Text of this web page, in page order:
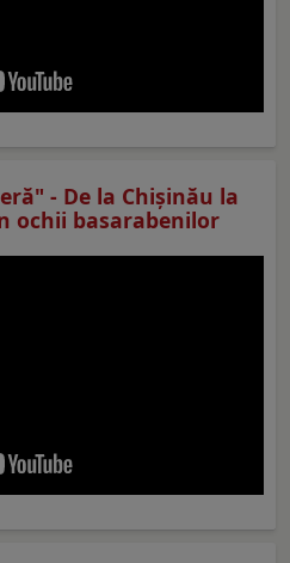
- De la Chișinău la
ochii basarabenilor